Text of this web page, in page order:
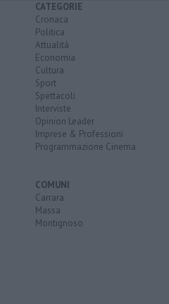
CATEGORIE
Cronaca
Politica
Attualità
Economia
Cultura
Sport
Spettacoli
Interviste
Opinion Leader
Imprese & Professioni
Programmazione Cinema
COMUNI
Carrara
Massa
Montignoso